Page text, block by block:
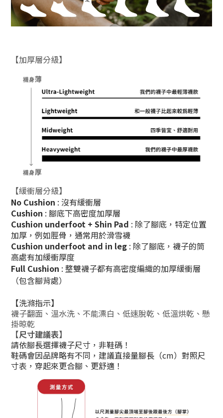
【加厚層分級】
【緩衝層分級】
No Cushion : 沒有緩衝層
Cushion : 腳底下高密度加厚層
Cushion underfoot + Shin Pad : 除了腳底，特定位置
加厚，例如脛骨，通常用於滑雪襪
Cushion underfoot and in leg : 除了腳底，襪子的筒
高處有加緩衝厚度
Full Cushion : 整雙襪子都有高密度編織的加厚緩衝層
（包含腳背處）
【洗滌指示】
襪子翻面、溫水洗、不能漂白、低速脫乾、低溫烘乾、懸
掛晾乾
【尺寸建議表】
請依腳長選擇襪子尺寸，非鞋碼！
鞋碼會因品牌略有不同，建議直接量腳長（cm）對照尺
寸表，穿起來更合腳、更舒適！